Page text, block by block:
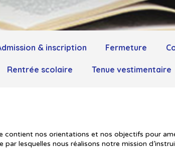
& inscription Fermeture
Rentrée scolaire Tenue vestimentaire
contient nos orientations et nos objectifs pour
par lesquelles nous réalisons notre mission